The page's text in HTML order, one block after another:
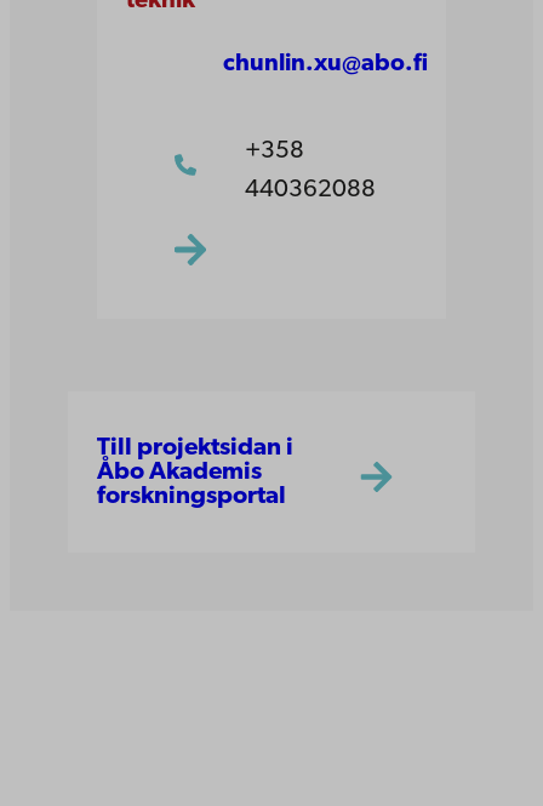
chunlin.xu@abo.fi
+358
440362088
Till projektsidan i
Åbo Akademis
forskningsportal